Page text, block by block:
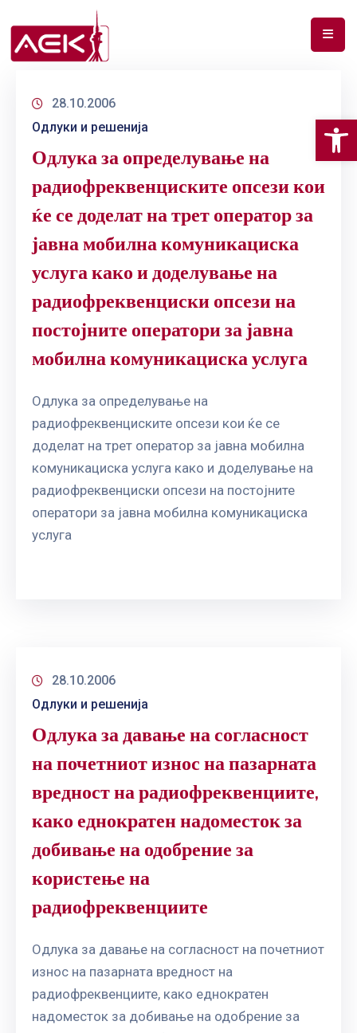
НАС
ДОКУМЕНТИ
СПЕКТАР
ТЕЛЕКОМУНИКАЦИИ
ПАЗАР
ГРИЖА
КОРИСНИЦИ
НАБАВКИ
28.10.2006
Одлуки и решенија
Одлука за определување на
радиофреквенциските опсези кои
ќе се доделат на трет оператор за
јавна мобилна комуникациска
услуга како и доделување на
радиофреквенциски опсези на
постојните оператори за јавна
мобилна комуникациска услуга
Одлука за определување на
радиофреквенциските опсези кои ќе се
доделат на трет оператор за јавна мобилна
комуникациска услуга како и доделување на
радиофреквенциски опсези на постојните
оператори за јавна мобилна комуникациска
услуга
28.10.2006
Одлуки и решенија
Одлука за давање на согласност
на почетниот износ на пазарната
вредност на радиофреквенциите,
како еднократен надоместок за
добивање на одобрение за
користење на
радиофреквенциите
Одлука за давање на согласност на почетниот
износ на пазарната вредност на
радиофреквенциите, како еднократен
надоместок за добивање на одобрение за